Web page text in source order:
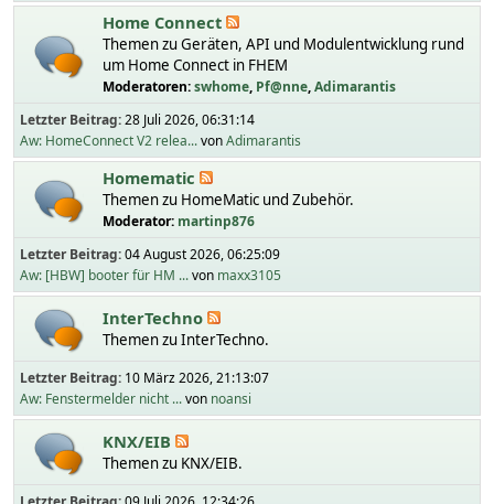
Home Connect
Themen zu Geräten, API und Modulentwicklung rund
um Home Connect in FHEM
Moderatoren:swhome, Pf@nne,Adimarantis
Letzter Beitrag:28 Juli 2026, 06:31:14
Aw: HomeConnect V2 relea...vonAdimarantis
Homematic
Themen zu HomeMatic und Zubehör.
Moderator: martinp876
Letzter Beitrag:04 August 2026, 06:25:09
Aw: [HBW] booter für HM ...von maxx3105
InterTechno
Themen zu InterTechno.
Letzter Beitrag: 10 März 2026, 21:13:07
Aw: Fenstermelder nicht ...von noansi
KNX/EIB
Themen zu KNX/EIB.